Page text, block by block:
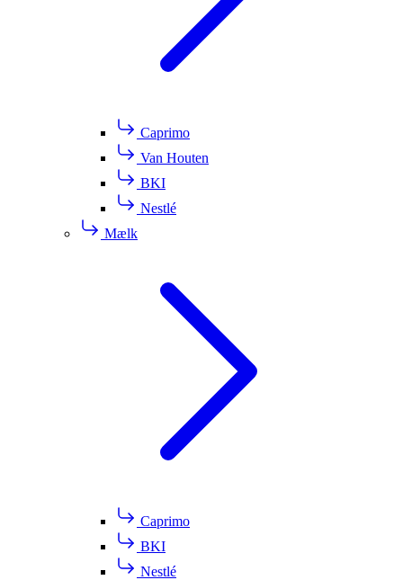
Caprimo
Van Houten
BKI
Nestlé
Mælk
Caprimo
BKI
Nestlé